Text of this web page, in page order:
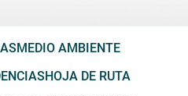
MEDIO AMBIENTE
HOJA DE RUTA